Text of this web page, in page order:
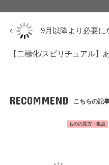
9月以降より必要に
【二極化/スピリチュアル】
RECOMMEND こちらの記
ものの見方・視点